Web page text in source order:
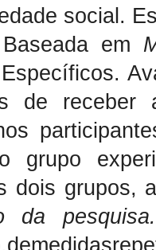
social.
em
de receber
grupo
dois grupos,
da